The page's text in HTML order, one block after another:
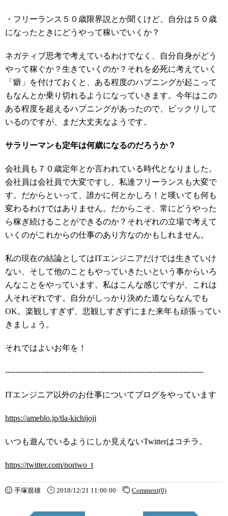
・フリーランス５０歳限界説とか聞くけど、自分は５０歳
になったときにどうやって稼いでいくか？
ネガティブ思考で考えているわけでなく、自分自身がどう
やって稼ぐか？生きていくのか？それを必死に考えていく
「癖」を付けておくと、ある程度のハプニングが起こって
もなんとか乗り切れるようになっていきます。今年はこの
ある程度を超えるハプニングがあったので、ビックリして
いるのですが、まだ大丈夫なようです。
サラリーマンも定年は何歳になるのだろうか？
会社員も７０歳定年とか言われている時代となりました。
会社員は会社員で大変ですし、私達フリーランスも大変で
す。だからといって、誰かに何とかしろ！と嘆いても何も
変わるわけではありません。だからこそ、常にどうやった
ら稼ぎ続けることができるのか？それぞれの立場で考えて
いくのがこれからの仕事のあり方なのかもしれません。
私の現在の結論としてはITエンジニアだけでは生きていけ
ない、そして他のこともやっていきたいという事からいろ
んなことをやっています。私はこんな感じですが、これは
人それぞれです。自分がしっかり決めた道ならなんでも
OK。楽観しすぎず、悲観しすぎずにまた来年も頑張ってい
きましょう。
それではよいお年を！
------------------------------------------------------------------------------
ITエンジニア以外のお仕事についてブログをやっています
https://ameblo.jp/tla-kichijoji
いつも遊んでいるようにしか見えないTwitterはコチラ。
https://twitter.com/noriwo_t
手塚規雄 2018/12/21 11:00:00 Comment(0)